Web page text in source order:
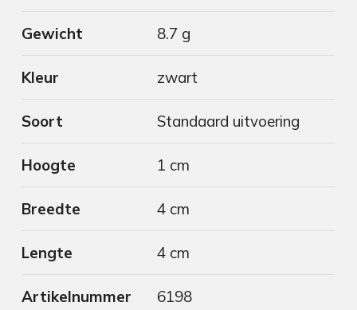
Gewicht 8.7 g
Kleur zwart
Soort Standaard uitvoering
Hoogte 1 cm
Breedte 4 cm
Lengte 4 cm
Artikelnummer 6198